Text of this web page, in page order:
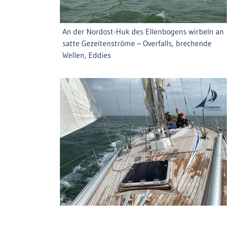
An der Nordost-Huk des Ellenbogens wirbeln an
satte Gezeitenströme – Overfalls, brechende
Wellen, Eddies